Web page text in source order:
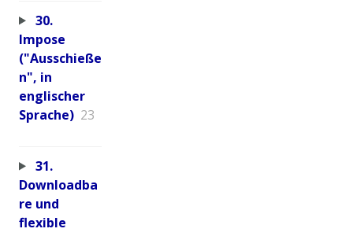
30.
Impose
("Ausschieße
n", in
englischer
Sprache) 23
31.
Downloadba
re und
flexible